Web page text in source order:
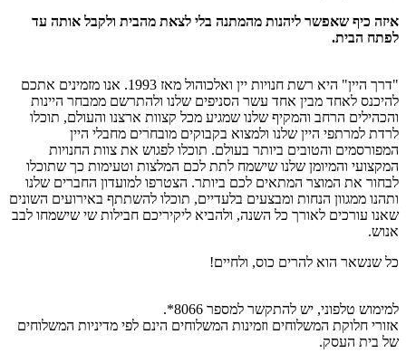
איזה כיף שאפשר ליהנות מהמתנה בלי לצאת מהבית ולקבל אותה עד
לפתח הבית.
"דרך היין" היא רשת חנויות יין ואלכוהול מאז 1993. אנו מזמינים אתכם
להיכנס לאחד מבין אחד עשר הסניפים שלנו ולהתרשם ממבחר היינות
והכהילים הרחב והמקיף שלנו שמגיע מכל קצוות ארצנו והעולם, תוכלו
לרדת למרתפי היין שלנו ולמצוא בקבוקים מובחרים מחבלי היין
המפורסמים והטובים ביותר בעולם. תוכלו לפגוש את צוות החנויות
המקצועי והמיומן שלנו שישמח לתת לכם המלצות וטעימות כך שתוכלו
לבחור את המוצר המתאים לכם ביותר. הצטרפו למועדון החברים שלנו
ותהנו ממגוון הנחות ומבצעים בלעדיים, תוכלו להשתתף באירועים השונים
שאנו עורכים לאורך כל השנה, ולהביא ליקיריכם חבילות שי שישמחו לבב
אנוש.
כל שנשאר הוא להרים כוס, ולחיים!
למימוש טלפוני, יש להתקשר למספר 8066*.
אזורי חלוקת המשלוחים וזמינות המשלוחים הינם לפי מדיניות המשלוחים
של בית העסק.